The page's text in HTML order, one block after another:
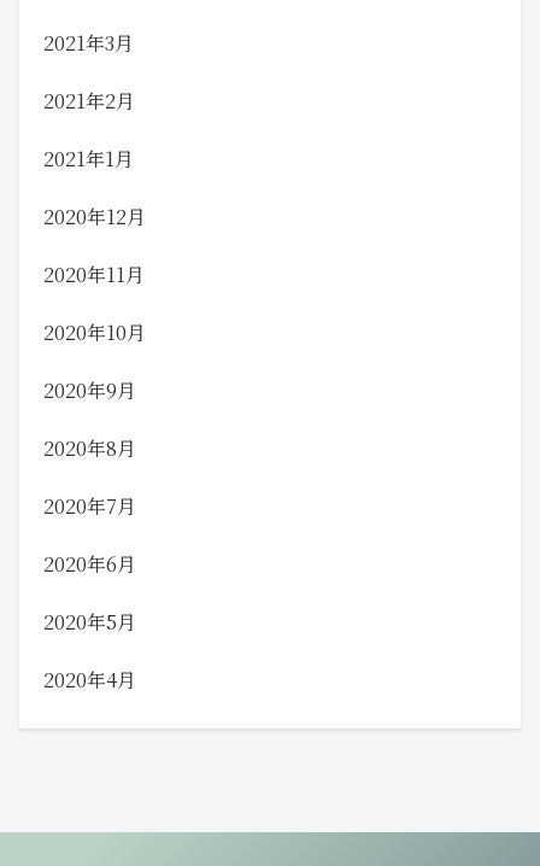
2021年3月
2021年2月
2021年1月
2020年12月
2020年11月
2020年10月
2020年9月
2020年8月
2020年7月
2020年6月
2020年5月
2020年4月